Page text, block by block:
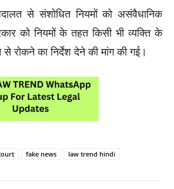
से संशोधित नियमों को असंवैधानिक
को नियमों के तहत किसी भी व्यक्ति के
से रोकने का निर्देश देने की मांग की गई।
fake news law trend hindi